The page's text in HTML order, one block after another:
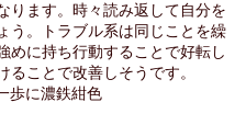
ります。時々読み返して自分を
う。トラブル系は同じことを繰
めに持ち行動することで好転し
ことで改善しそうです。
歩に濃鉄紺色